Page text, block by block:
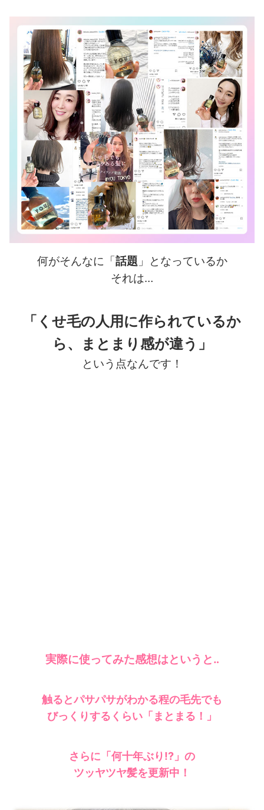
何がそんなに「話題 」となっているか
それは…
「くせ毛の人用に作られているか
ら、まとまり感が違う」
という点なんです！
実際に使ってみた感想はというと‥
触るとパサパサがわかる程の毛先でも
びっくりするくらい 「まとまる！」
さらに「何十年ぶり!?」の
ツッヤツヤ髪を更新中！